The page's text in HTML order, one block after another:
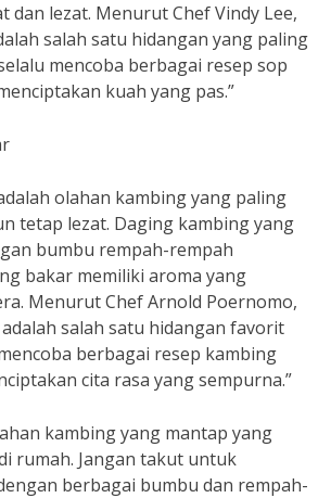
dan lezat. Menurut Chef Vindy Lee,
salah satu hidangan yang paling
mencoba berbagai resep sop
kuah yang pas.”
olahan kambing yang paling
tetap lezat. Daging kambing yang
bumbu rempah-rempah
bakar memiliki aroma yang
Menurut Chef Arnold Poernomo,
salah satu hidangan favorit
berbagai resep kambing
cita rasa yang sempurna.”
kambing yang mantap yang
rumah. Jangan takut untuk
berbagai bumbu dan rempah-